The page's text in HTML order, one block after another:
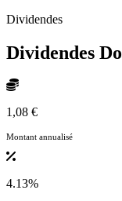
Dividendes
Dividendes
1,08 €
Montant annualisé
4.13%